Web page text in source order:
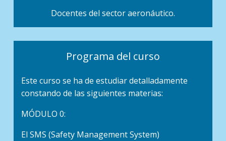
Docentes del sector aeronáutico.
Programa del curso
Este curso se ha de estudiar detalladamente
constando de las siguientes materias:
MÓDULO 0:
El SMS (Safety Management System)